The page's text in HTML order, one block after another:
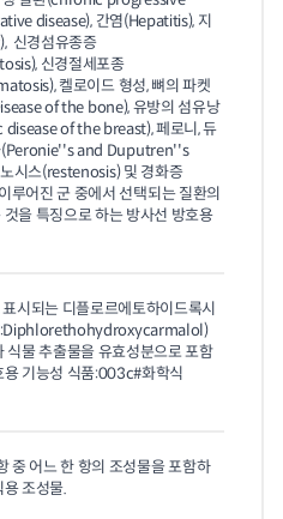
disease), 간염(Hepatitis), 지
신경섬유종증
신경절세포종
켈로이드 형성, 뼈의 파켓
of the bone), 유방의 섬유낭
of the breast), 페로니, 듀
(Peronie''s and Duputren''s
시스(restenosis) 및 경화증
루어진 군 중에서 선택되는 질환의
것을 특징으로 하는 방사선 방호용
시되는 디플로르에토하이드록시
식물 추출물을 유효성분으로 포함
용 기능성 식품:003c#화학식
중 어느 한 항의 조성물을 포함하
조성물.